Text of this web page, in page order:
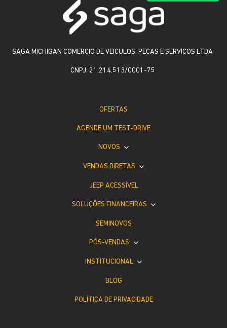
SAGA MICHIGAN COMERCIO DE VEICULOS, PECAS E SERVICOS LTDA
CNPJ: 21.214.513/0001-75
OFERTAS
AGENDE UM TEST-DRIVE
NOVOS
VENDAS DIRETAS
JEEP ACESSÍVEL
SOLUÇÕES FINANCEIRAS
SEMINOVOS
PÓS-VENDAS
INSTITUCIONAL
BLOG
POLÍTICA DE PRIVACIDADE